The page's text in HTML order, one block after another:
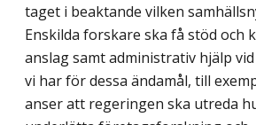
taget i beaktande vilken
Enskilda forskare ska få stöd och
anslag samt administrativ hjälp
vi har för dessa ändamål, till
anser att regeringen ska utreda